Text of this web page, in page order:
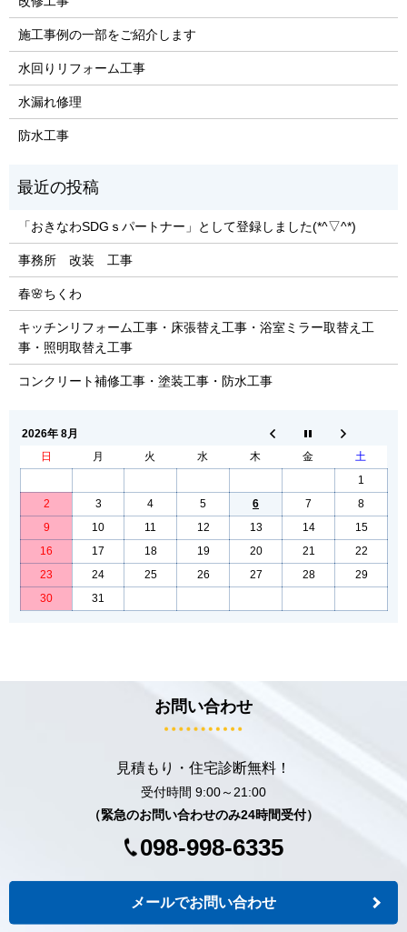
施工事例の一部をご紹介します
水回りリフォーム工事
水漏れ修理
防水工事
「おきなわSDGｓパートナー」として登録しました(*^▽^*)
事務所 改装 工事
春🌸ちくわ
キッチンリフォーム工事・床張替え工事・浴室ミラー取替え工
事・照明取替え工事
コンクリート補修工事・塗装工事・防水工事
2026年 8月
日
月 火 水 木 金
土
1
2
3 4 5 6 7
8
9
10 11 12 13 14
15
16
17 18 19 20 21
22
23
24 25 26 27 28
29
30
31
お問い合わせ
見積もり・住宅診断無料！
受付時間 9:00～21:00
（緊急のお問い合わせのみ24時間受付）
098-998-6335
メールでお問い合わせ